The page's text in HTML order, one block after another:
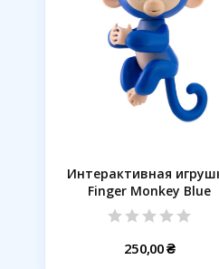
Интерактивная
Finger Monkey Blue
250,00 ₴